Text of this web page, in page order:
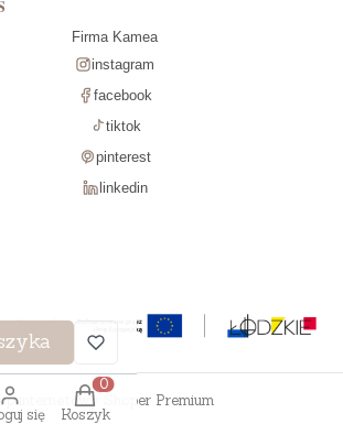
Firma Kamea
instagram
facebook
tiktok
pinterest
linkedin
internetowy Shoper Premium
się
Produkty w koszyku: 0.
Koszyk